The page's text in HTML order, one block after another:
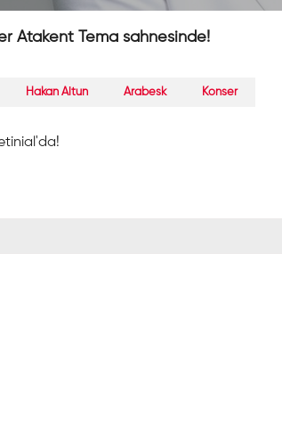
Atakent Tema sahnesinde!
Hakan Altun Arabesk Konser